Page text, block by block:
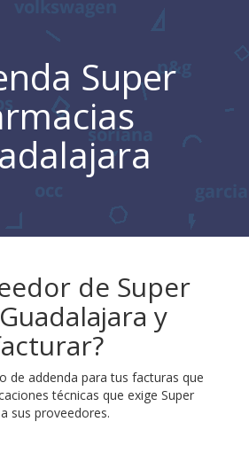
Super
de Super
y
de addenda para tus facturas que
técnicas que exige Super
sus proveedores.